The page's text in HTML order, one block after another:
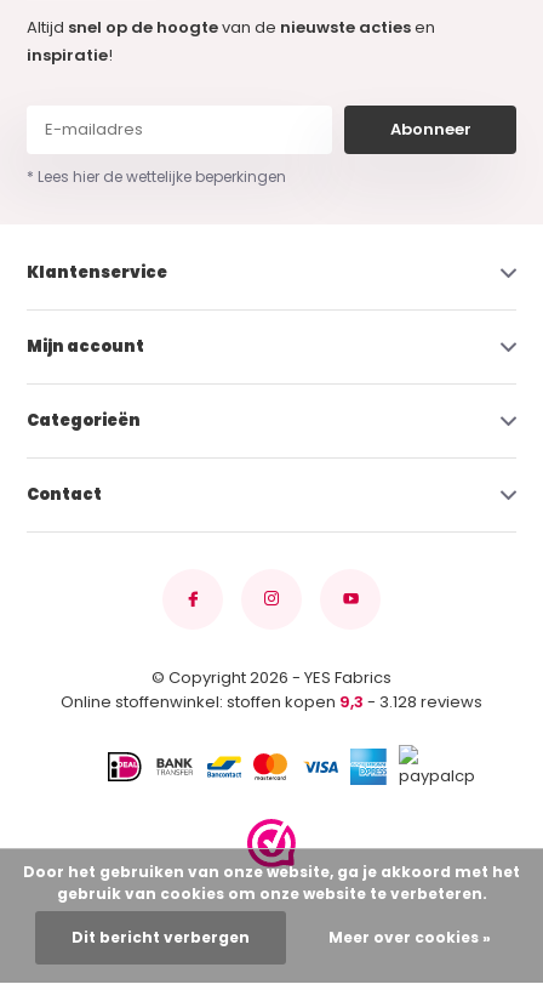
Altijd snel op de hoogtevan de nieuwste actiesen
inspiratie!
Abonneer
* Lees hier de wettelijke beperkingen
Klantenservice
Mijn account
Categorieën
Contact
© Copyright 2026 - YES Fabrics
Online stoffenwinkel: stoffen kopen 9,3 - 3.128 reviews
Door het gebruiken van onze website, ga je akkoord met het
gebruik van cookies om onze website te verbeteren.
Dit bericht verbergen Meer over cookies »